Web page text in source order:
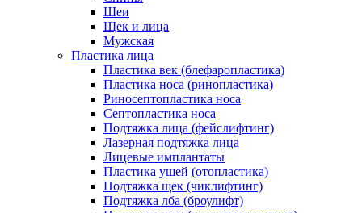
Шеи
Щек и лица
Мужская
Пластика лица
Пластика век (блефаропластика)
Пластика носа (ринопластика)
Риносептопластика носа
Септопластика носа
Подтяжка лица (фейслифтинг)
Лазерная подтяжка лица
Лицевые имплантаты
Пластика ушей (отопластика)
Подтяжка щек (чиклифтинг)
Подтяжка лба (броулифт)